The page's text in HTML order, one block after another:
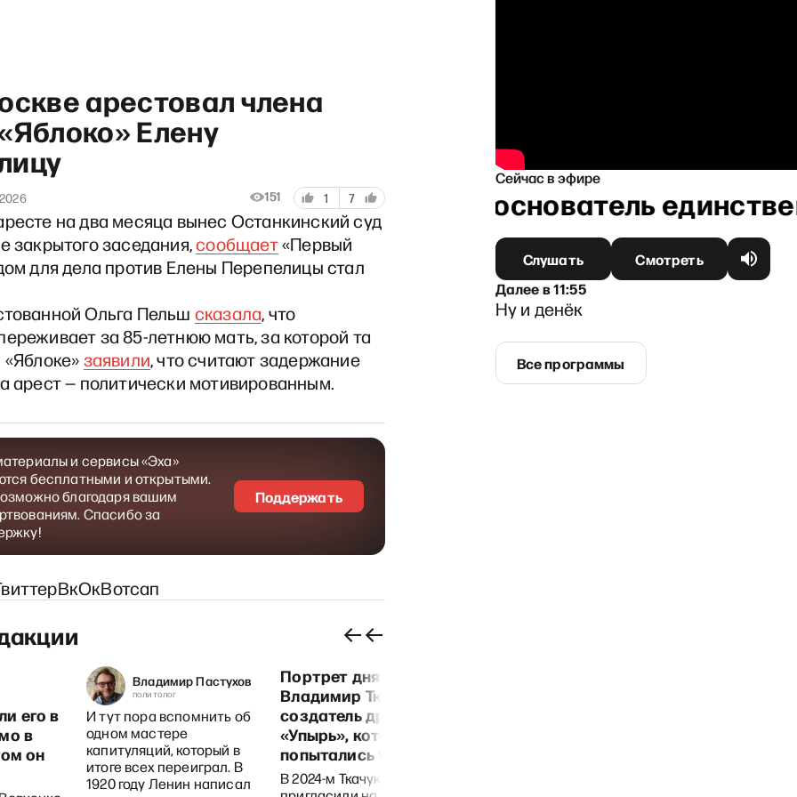
арестовал члена
Елену
151 1 7
на два месяца вынес Останкинский суд
закрытого заседания,сообщает«Первый
для дела против Елены Перепелицы стал
Ольга Пельш сказала, что
за 85-летнюю мать, за которой та
заявили, что считают задержание
арест — политически мотивированным.
и сервисы «Эха»
бесплатными и открытыми.
благодаря вашим
Спасибо за
Поддержать
ВкОкВотсап
его в
в
он
Владимир Пастухов
политолог
И тут пора вспомнить об
одном мастере
капитуляций, который в
итоге всех переиграл. В
1920 году Ленин написал
Портрет дня:
Владимир Ткачук —
создатель дрона
«Упырь», которого
попытались убить
В 2024-м Ткачука
Сейчас в эфире
дня: Григорий Явлинский — основатель
Слушать
Смотреть
Далеев11:55
Ну и денёк
Все программы